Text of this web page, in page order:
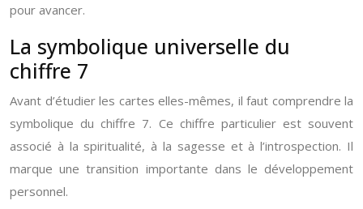
pour avancer.
La symbolique universelle du
chiffre 7
Avant d’étudier les cartes elles-mêmes, il faut comprendre la
symbolique du chiffre 7. Ce chiffre particulier est souvent
associé à la spiritualité, à la sagesse et à l’introspection. Il
marque une transition importante dans le développement
personnel.